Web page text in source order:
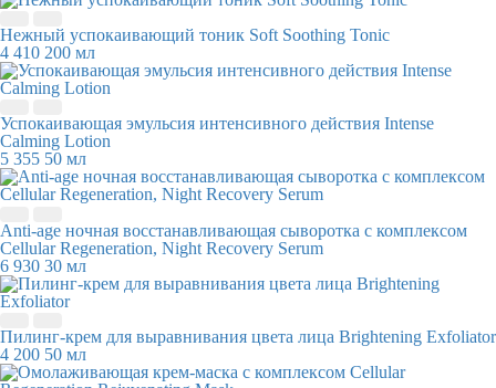
Нежный успокаивающий тоник Soft Soothing Tonic
4 410 200 мл
Успокаивающая эмульсия интенсивного действия Intense
Calming Lotion
5 355 50 мл
Anti-age ночная восстанавливающая сыворотка с комплексом
Cellular Regeneration, Night Recovery Serum
6 930 30 мл
Пилинг-крем для выравнивания цвета лица Brightening Exfoliator
4 200 50 мл